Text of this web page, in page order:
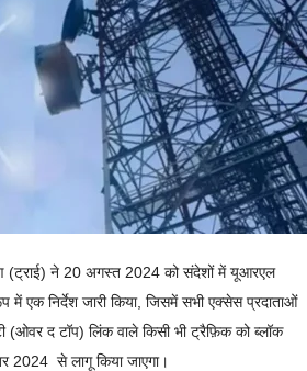
(ट्राई) ने 20 अगस्त 2024 को संदेशों में यूआरएल
एक निर्देश जारी किया, जिसमें सभी एक्सेस प्रदाताओं
(ओवर द टॉप) लिंक वाले किसी भी ट्रैफ़िक को ब्लॉक
2024 से लागू किया जाएगा।